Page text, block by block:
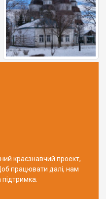
краєзнавчий проект,
працювати далі, нам